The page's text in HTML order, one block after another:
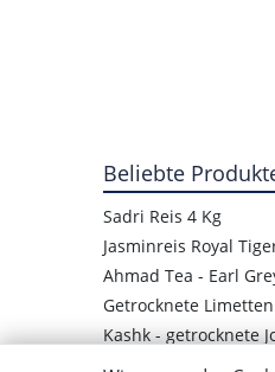
Beliebte
Sadri Reis 4 Kg
Jasminreis Royal
Ahmad Tea - Earl
Getrocknete Limetten
Kashk - getrocknete
Kashk-Quark